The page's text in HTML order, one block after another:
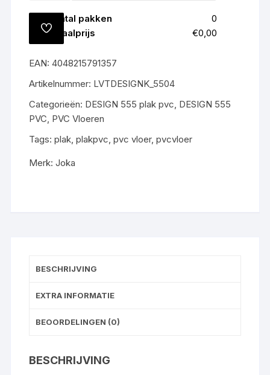
Aantal pakken
0
Totaalprijs
€0,00
All-
€55,-
m2
gelegd
aantal
TOEVOEGEN
AAN
EAN:4048215791357
Artikelnummer: LVTDESIGNK_5504
Categorieën: DESIGN 555 plak pvc, DESIGN 555
PVC, PVC Vloeren
Tags:plak,plakpvc,pvc vloer,pvcvloer
Merk:Joka
BESCHRIJVING
EXTRA INFORMATIE
BEOORDELINGEN (0)
BESCHRIJVING